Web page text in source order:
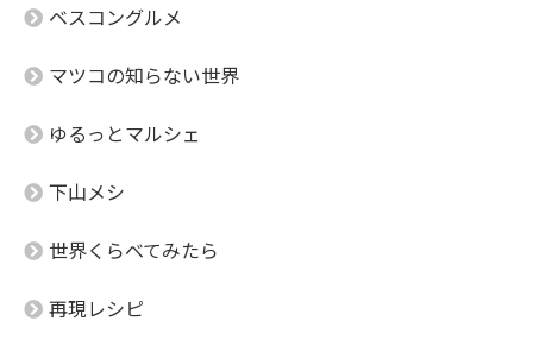
ベスコングルメ
マツコの知らない世界
ゆるっとマルシェ
下山メシ
世界くらべてみたら
再現レシピ